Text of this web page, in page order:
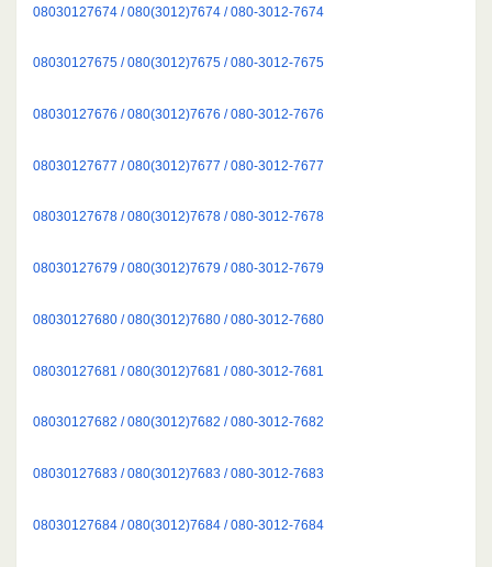
08030127674 / 080(3012)7674 / 080-3012-7674
08030127675 / 080(3012)7675 / 080-3012-7675
08030127676 / 080(3012)7676 / 080-3012-7676
08030127677 / 080(3012)7677 / 080-3012-7677
08030127678 / 080(3012)7678 / 080-3012-7678
08030127679 / 080(3012)7679 / 080-3012-7679
08030127680 / 080(3012)7680 / 080-3012-7680
08030127681 / 080(3012)7681 / 080-3012-7681
08030127682 / 080(3012)7682 / 080-3012-7682
08030127683 / 080(3012)7683 / 080-3012-7683
08030127684 / 080(3012)7684 / 080-3012-7684